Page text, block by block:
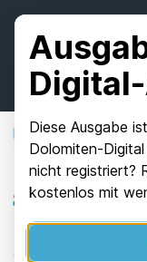
Diese Ausgabe
Dolomiten-
nicht registriert?
kostenlos mit